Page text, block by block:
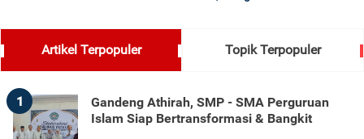
Artikel Terpopuler Topik Terpopuler
1
Gandeng Athirah, SMP - SMA Perguruan
Islam Siap Bertransformasi & Bangkit